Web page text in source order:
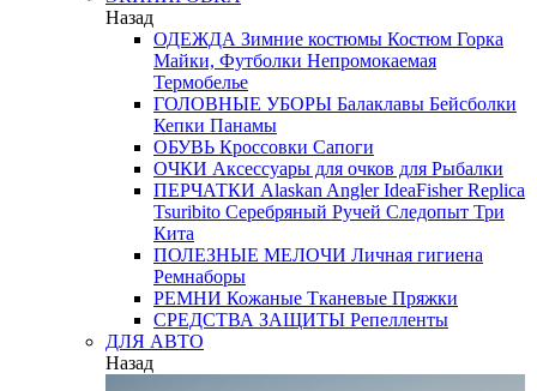
Назад
ОДЕЖДА Зимние костюмы Костюм Горка
Майки, Футболки Непромокаемая
Термобелье
ГОЛОВНЫЕ УБОРЫ Балаклавы Бейсболки
Кепки Панамы
ОБУВЬ Кроссовки Сапоги
ОЧКИ Аксессуары для очков для Рыбалки
ПЕРЧАТКИ Alaskan AnglerIdeaFisherReplica
Tsuribito Серебряный Ручей Следопыт Три
Кита
ПОЛЕЗНЫЕ МЕЛОЧИ Личная гигиена
Ремнаборы
РЕМНИ Кожаные Тканевые Пряжки
СРЕДСТВА ЗАЩИТЫ Репелленты
ДЛЯ АВТО
Назад